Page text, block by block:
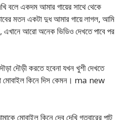
বলে একদম আমার গায়ের সাথে থেকে
মতন একটা দুধ আমার গায়ে লাগল, আমি
এখানে আরো অনেক ভিডিও দেখতে পাবে পর
দৌড়ী করতে হবেনা যখন খুশী দেখতে
মোবাইল কিনে দিস কেমন। ma new
মোবাইল কিনে দেব দেখি গতবারের পাট